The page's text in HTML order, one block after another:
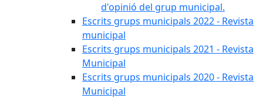
d'opinió del grup municipal.
Escrits grups municipals 2022 - Revista
municipal
Escrits grups municipals 2021 - Revista
Municipal
Escrits grups municipals 2020 - Revista
Municipal